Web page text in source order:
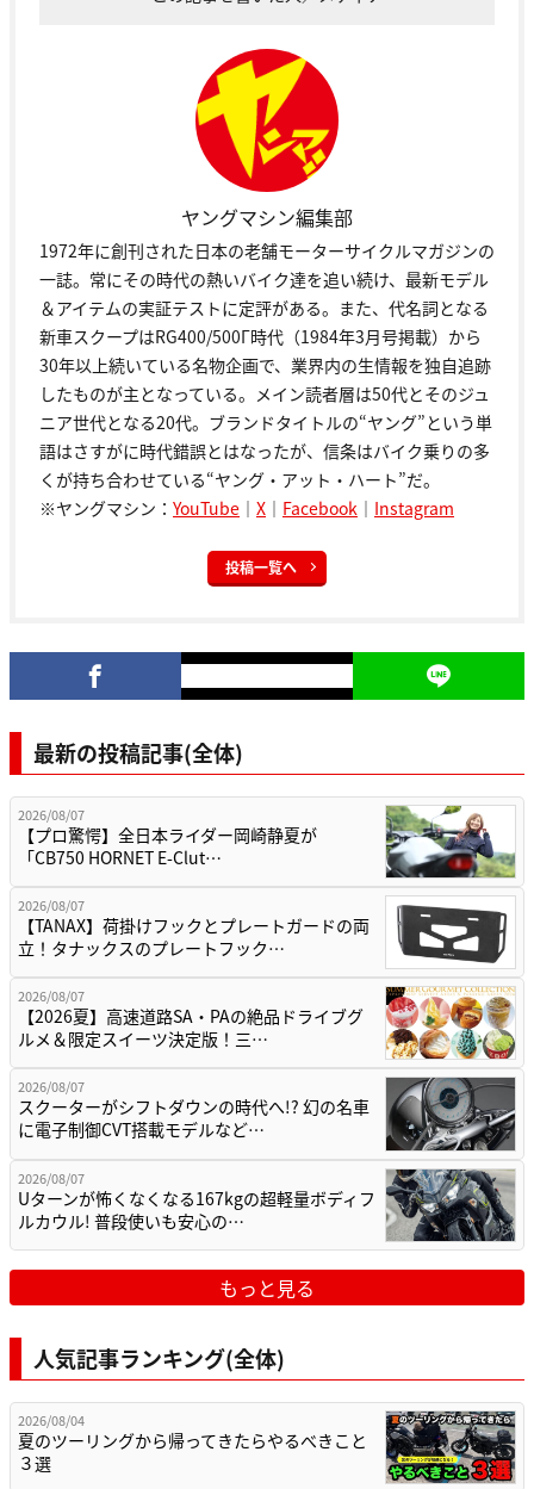
ヤングマシン編集部
1972年に創刊された日本の老舗モーターサイクルマガジンの
一誌。常にその時代の熱いバイク達を追い続け、最新モデル
＆アイテムの実証テストに定評がある。また、代名詞となる
新車スクープはRG400/500Γ時代（1984年3月号掲載）から
30年以上続いている名物企画で、業界内の生情報を独自追跡
したものが主となっている。メイン読者層は50代とそのジュ
ニア世代となる20代。ブランドタイトルの“ヤング”という単
語はさすがに時代錯誤とはなったが、信条はバイク乗りの多
くが持ち合わせている“ヤング・アット・ハート”だ。
※ヤングマシン： YouTube ｜ X ｜ Facebook ｜ Instagram
投稿一覧へ
最新の投稿記事(全体)
2026/08/07
【プロ驚愕】全日本ライダー岡崎静夏が
「CB750 HORNET E-Clut…
2026/08/07
【TANAX】荷掛けフックとプレートガードの両
立！タナックスのプレートフック…
2026/08/07
【2026夏】高速道路SA・PAの絶品ドライブグ
ルメ＆限定スイーツ決定版！三…
2026/08/07
スクーターがシフトダウンの時代へ!? 幻の名車
に電子制御CVT搭載モデルなど…
2026/08/07
Uターンが怖くなくなる167kgの超軽量ボディフ
ルカウル! 普段使いも安心の…
もっと見る
人気記事ランキング(全体)
2026/08/04
夏のツーリングから帰ってきたらやるべきこと
３選